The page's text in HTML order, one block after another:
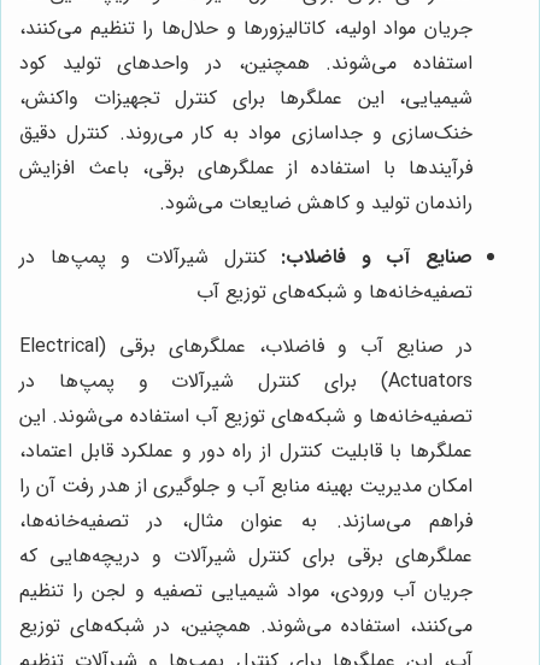
جریان مواد اولیه، کاتالیزورها و حلال‌ها را تنظیم می‌کنند،
استفاده می‌شوند. همچنین، در واحدهای تولید کود
شیمیایی، این عملگرها برای کنترل تجهیزات واکنش،
خنک‌سازی و جداسازی مواد به کار می‌روند. کنترل دقیق
فرآیندها با استفاده از عملگرهای برقی، باعث افزایش
راندمان تولید و کاهش ضایعات می‌شود.
صنایع آب و فاضلاب: کنترل شیرآلات و پمپ‌ها در
تصفیه‌خانه‌ها و شبکه‌های توزیع آب
در صنایع آب و فاضلاب، عملگرهای برقی (Electrical
Actuators) برای کنترل شیرآلات و پمپ‌ها در
تصفیه‌خانه‌ها و شبکه‌های توزیع آب استفاده می‌شوند. این
عملگرها با قابلیت کنترل از راه دور و عملکرد قابل اعتماد،
امکان مدیریت بهینه منابع آب و جلوگیری از هدر رفت آن را
فراهم می‌سازند. به عنوان مثال، در تصفیه‌خانه‌ها،
عملگرهای برقی برای کنترل شیرآلات و دریچه‌هایی که
جریان آب ورودی، مواد شیمیایی تصفیه و لجن را تنظیم
می‌کنند، استفاده می‌شوند. همچنین، در شبکه‌های توزیع